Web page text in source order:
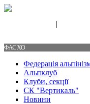
|
ФАСХО
Федерація
Альпклуб
Клуби, секції
СК "Вертикаль"
Новини